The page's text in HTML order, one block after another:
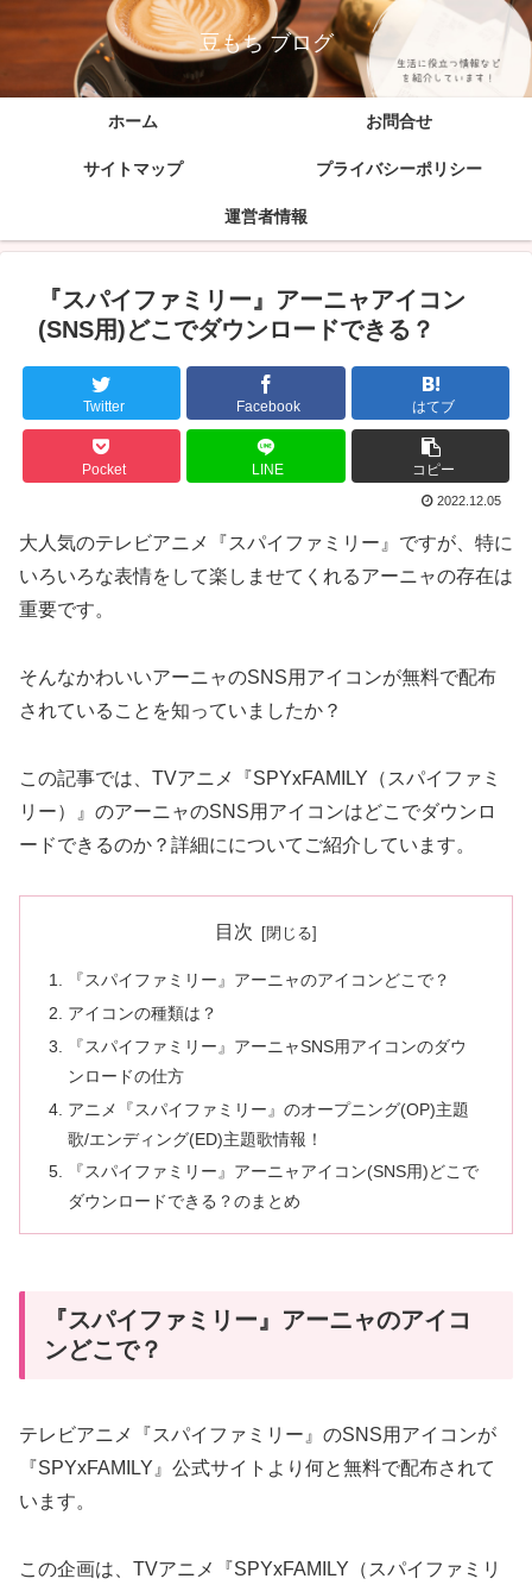
豆もち ブログ
ホーム お問合せ
サイトマップ プライバシーポリシー
運営者情報
『スパイファミリー』アーニャアイコン
(SNS用)どこでダウンロードできる？
Twitter Facebook はてブ
Pocket LINE コピー
2022.12.05
大人気のテレビアニメ『スパイファミリー』ですが、特に
いろいろな表情をして楽しませてくれるアーニャの存在は
重要です。
そんなかわいいアーニャのSNS用アイコンが無料で配布
されていることを知っていましたか？
この記事では、TVアニメ『SPYxFAMILY（スパイファミ
リー）』のアーニャのSNS用アイコンはどこでダウンロ
ードできるのか？詳細にについてご紹介しています。
目次
『スパイファミリー』アーニャのアイコンどこで？
アイコンの種類は？
『スパイファミリー』アーニャSNS用アイコンのダウ
ンロードの仕方
アニメ『スパイファミリー』のオープニング(OP)主題
歌/エンディング(ED)主題歌情報！
『スパイファミリー』アーニャアイコン(SNS用)どこで
ダウンロードできる？のまとめ
『スパイファミリー』アーニャのアイコ
ンどこで？
テレビアニメ『スパイファミリー』のSNS用アイコンが
『SPYxFAMILY』公式サイトより何と無料で配布されて
います。
この企画は、TVアニメ『SPYxFAMILY（スパイファミリ